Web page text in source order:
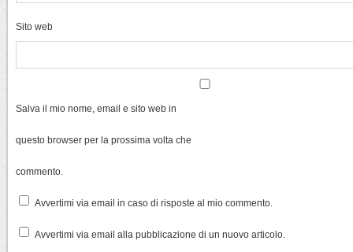
Sito web
Salva il mio nome, email e sito web in
questo browser per la prossima volta che
commento.
Avvertimi via email in caso di risposte al mio commento.
Avvertimi via email alla pubblicazione di un nuovo articolo.